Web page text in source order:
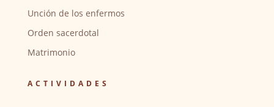
Unción de los enfermos
Orden sacerdotal
Matrimonio
ACTIVIDADES